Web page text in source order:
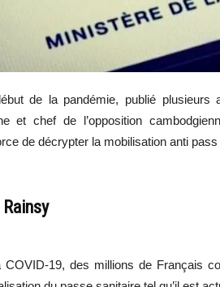
de la pandémie, publié
et chef de l’opposition
de décrypter la mobilisation anti
19, des millions de Français